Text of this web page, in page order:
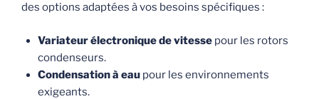
des options adaptées à vos besoins spécifiques :
Variateur électronique de vitessepour les rotors
condenseurs.
Condensation à eaupour les environnements
exigeants.